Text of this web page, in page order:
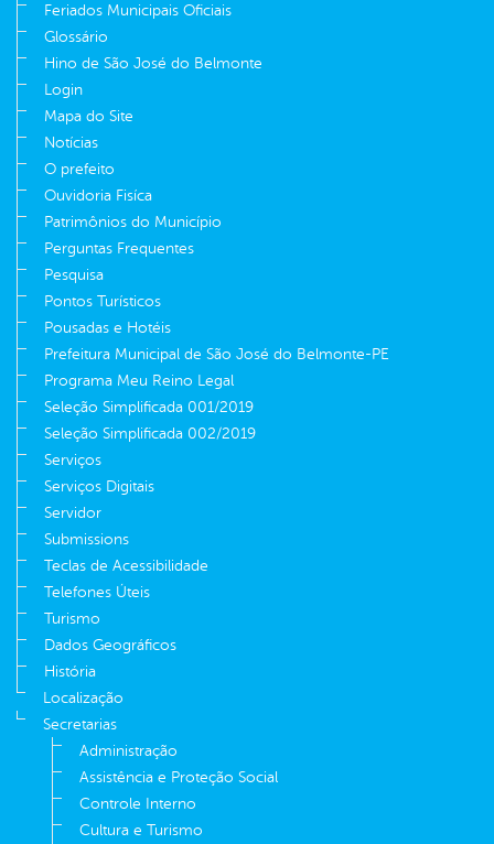
Feriados Municipais Oficiais
Glossário
Hino de São José do Belmonte
Login
Mapa do Site
Notícias
O prefeito
Ouvidoria Fisíca
Patrimônios do Município
Perguntas Frequentes
Pesquisa
Pontos Turísticos
Pousadas e Hotéis
Prefeitura Municipal de São José do Belmonte-PE
Programa Meu Reino Legal
Seleção Simplificada 001/2019
Seleção Simplificada 002/2019
Serviços
Serviços Digitais
Servidor
Submissions
Teclas de Acessibilidade
Telefones Úteis
Turismo
Dados Geográficos
História
Localização
Secretarias
Administração
Assistência e Proteção Social
Controle Interno
Cultura e Turismo